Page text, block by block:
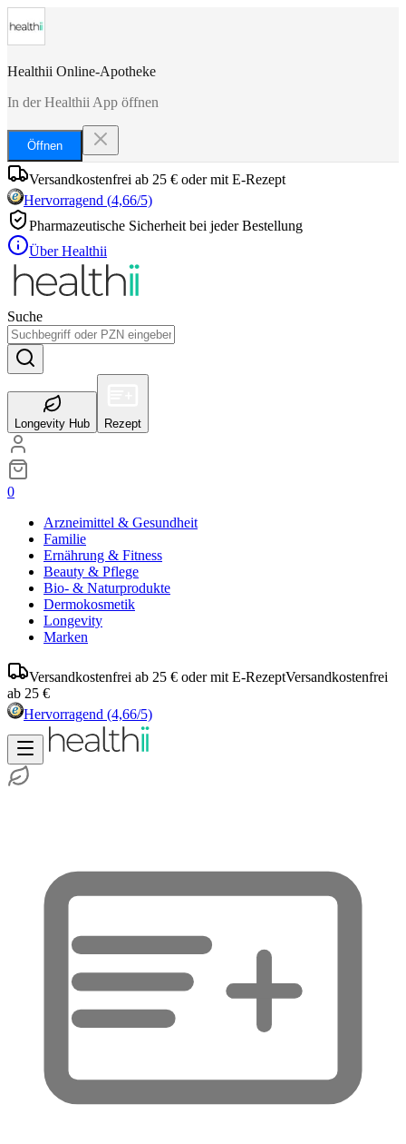
Healthii Online-Apotheke
In der Healthii App öffnen
Öffnen
Versandkostenfrei ab 25 € oder mit E-Rezept
Hervorragend (4,66/5)
Pharmazeutische Sicherheit bei jeder Bestellung
Über Healthii
Suche
Longevity Hub Rezept
0
Arzneimittel & Gesundheit
Familie
Ernährung & Fitness
Beauty & Pflege
Bio- & Naturprodukte
Dermokosmetik
Longevity
Marken
Versandkostenfrei ab 25 € oder mit E-RezeptVersandkostenfrei
ab 25 €
Hervorragend (4,66/5)